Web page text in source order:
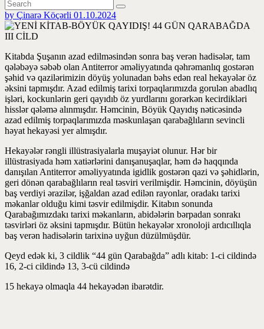
by Çinarə Köçərli 01.10.2024
Kitabda Şuşanın azad edilməsindən sonra baş verən hadisələr, tam
qələbəyə səbəb olan Antiterror əməliyyatında qəhrəmanlıq gostərən
şəhid və qazilərimizin döyüş yolunadan bəhs edən real hekayələr öz
əksini tapmışdır. Azad edilmiş tarixi torpaqlarımızda gorulən abadlıq
işləri, kockunlərin geri qayıdıb öz yurdlarını gorərkən kecirdikləri
hisslər qələmə alınmışdır. Həmcinin, Böyük Qayıdış nəticəsində
azad edilmiş torpaqlarımızda məskunlaşan qarabağlıların sevincli
həyat hekayəsi yer almışdır.
Hekayələr rəngli illüstrasiyalarla muşayiət olunur. Hər bir
illüstrasiyada həm xatiərlərini danışanuşaqlar, həm də haqqında
danışılan Antiterror əməliyyatında igidlik gostərən qazi və şəhidlərin,
geri dönən qarabağlıların real təsviri verilmişdir. Həmcinin, döyüşün
baş verdiyi ərazilər, işğaldan azad edilən rayonlar, oradakı tarixi
məkanlar olduğu kimi təsvir edilmişdir. Kitabın sonunda
Qarabağımızdakı tarixi məkanların, abidələrin bərpadan sonrakı
təsvirləri öz əksini tapmışdır. Bütün hekayələr xronoloji ardıcıllıqla
baş verən hadisələrin tarixinə uyğun düzülmüşdür.
Qeyd edək ki, 3 cildlik “44 gün Qarabağda” adlı kitab: 1-ci cildində
16, 2-ci cildində 13, 3-cü cildində
15 hekayə olmaqla 44 hekayədən ibarətdir.